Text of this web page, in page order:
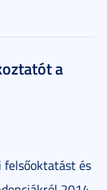
a
és